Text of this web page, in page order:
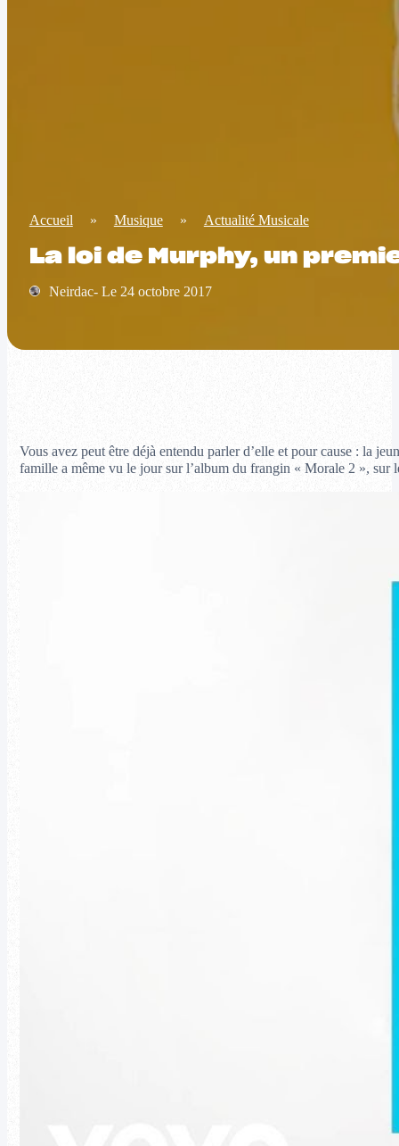
Accueil » Musique » Actualité Musicale
La loi de Murphy, un
Neirdac- Le 24 octobre 2017
Vous avez peut être déjà entendu parler d’elle et pour cause : la
famille a même vu le jour sur l’album du frangin « Morale 2 », sur